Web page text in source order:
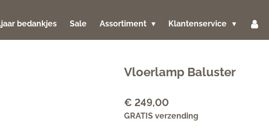
bedankjes Sale Assortiment Klantenservice
Vloerlamp Baluster
€ 249,00
GRATIS verzending